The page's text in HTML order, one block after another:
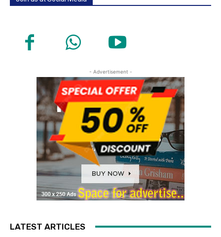
- Advertisement -
LATEST ARTICLES